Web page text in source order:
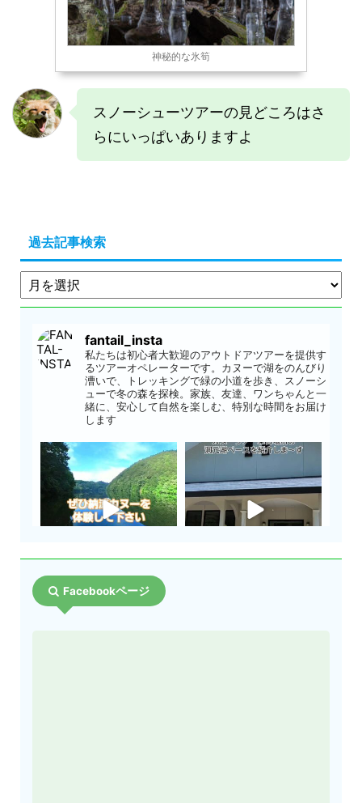
神秘的な氷筍
スノーシューツアーの見どころはさ
らにいっぱいありますよ
過去記事検索
fantail_insta
私たちは初心者大歓迎のアウトドアツアーを提供す
るツアーオペレーターです。カヌーで湖をのんびり
漕いで、トレッキングで緑の小道を歩き、スノーシ
ューで冬の森を探検。家族、友達、ワンちゃんと一
緒に、安心して自然を楽しむ、特別な時間をお届け
します
Facebookページ